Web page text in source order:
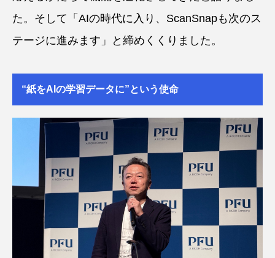
た。そして「AIの時代に入り、ScanSnapも次のス
テージに進みます」と締めくくりました。
“紙をAIの学習データに”という使命